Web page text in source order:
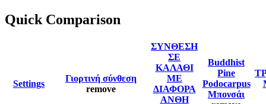
Quick Comparison
Settings
Γιορτινή σύνθεση
remove
ΣΥΝΘΕΣΗ
ΣΕ
ΚΑΛΑΘΙ
ΜΕ
ΔΙΑΦΟΡΑ
ΑΝΘΗ
Buddhist
Pine
Podocarpus
Μπονσάι